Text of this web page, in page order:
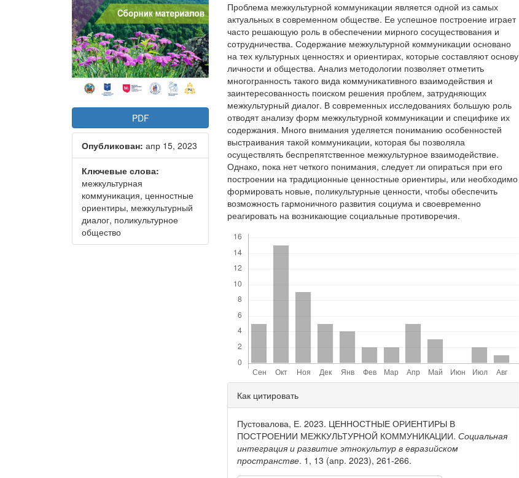
PDF
Опубликован: апр 15, 2023
Ключевые слова:
межкультурная
коммуникация, ценностные
ориентиры, межкультурный
диалог, поликультурное
общество
Проблема межкультурной коммуникации является одной из самых
актуальных в современном обществе. Ее успешное построение играет
часто решающую роль в обеспечении мирного сосуществования и
сотрудничества. Содержание межкультурной коммуникации основано
на тех культурных ценностях и ориентирах, которые составляют основу
личности и общества. Анализ методологии позволяет отметить
многогранность такого вида коммуникативного взаимодействия и
заинтересованность поиском решения проблем, затрудняющих
межкультурный диалог. В современных исследованиях большую роль
отводят анализу форм межкультурной коммуникации и специфике их
содержания. Много внимания уделяется пониманию особенностей
выстраивания такой коммуникации, которая бы позволяла
осуществлять беспрепятственное межкультурное взаимодействие.
Однако, пока нет четкого понимания, следует ли опираться при его
построении на традиционные ценностные ориентиры, или необходимо
формировать новые, поликультурные ценности, чтобы обеспечить
возможность гармоничного развития социума и своевременно
реагировать на возникающие социальные противоречия.
Детали
статьи
Как цитировать
Пустовалова, Е. 2023. ЦЕННОСТНЫЕ ОРИЕНТИРЫ В
ПОСТРОЕНИИ МЕЖКУЛЬТУРНОЙ КОММУНИКАЦИИ.Социальная
интеграция и развитие этнокультур в евразийском
пространстве. 1, 13 (апр. 2023), 261-266.